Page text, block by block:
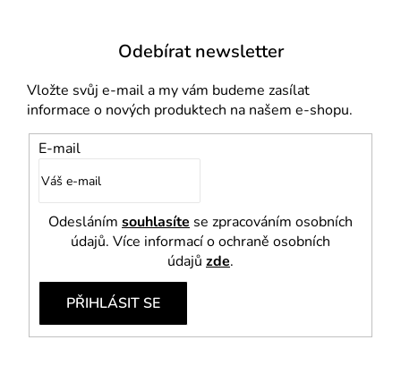
i
s
u
Odebírat newsletter
Vložte svůj e-mail a my vám budeme zasílat
informace o nových produktech na našem e-shopu.
E-mail
Odesláním souhlasíte se zpracováním osobních
údajů. Více informací o ochraně osobních
údajů zde.
PŘIHLÁSIT SE